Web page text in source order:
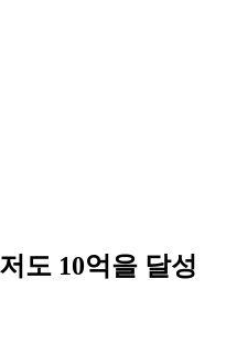
도 10억을 달성